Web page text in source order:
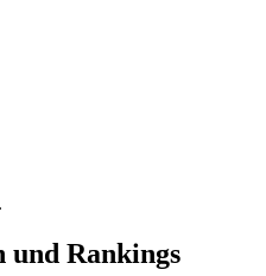
Rankings